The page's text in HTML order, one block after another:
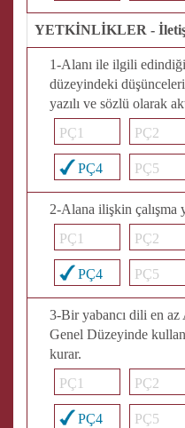
YETKİNLİKLER -
1-Alanı ile ilgili
düzeyindeki
yazılı ve sözlü olarak
PÇ1
PÇ2
PÇ4 PÇ5
2-Alana ilişkin çalışma
PÇ1
PÇ2
PÇ4 PÇ5
3-Bir yabancı dili en
Genel Düzeyinde
kurar.
PÇ1
PÇ2
PÇ4 PÇ5